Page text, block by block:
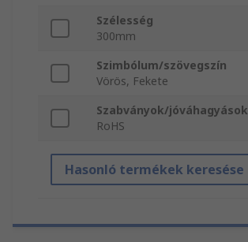
Szélesség
300mm
Szimbólum/szövegszín
Vörös, Fekete
Szabványok/jóváhagyások
RoHS
Hasonló termékek keresése